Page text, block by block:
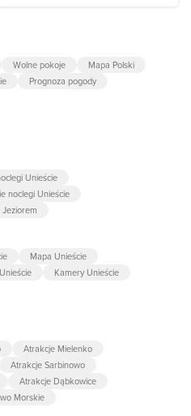
Wolne pokoje
Mapa Polski
Prognoza pogody
Unieście
noclegi Unieście
Mapa Unieście
Kamery Unieście
Atrakcje Mielenko
Atrakcje Sarbinowo
Atrakcje Dąbkowice
Morskie